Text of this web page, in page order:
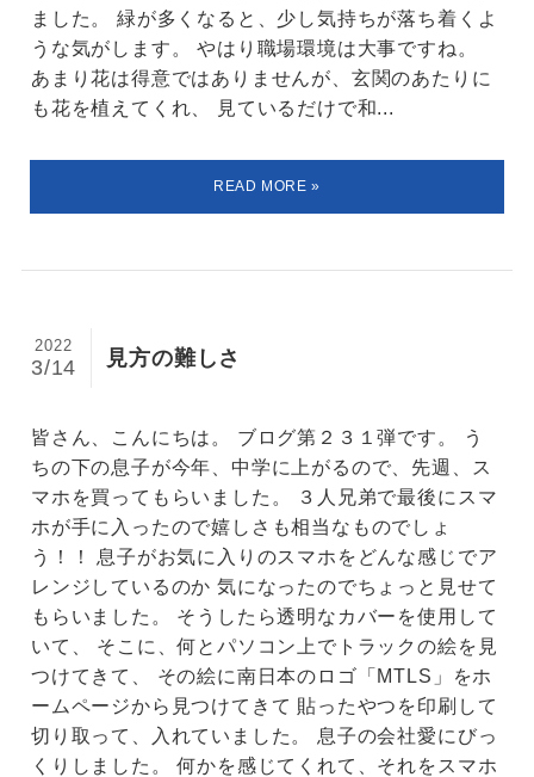
ました。 緑が多くなると、少し気持ちが落ち着くよ
うな気がします。 やはり職場環境は大事ですね。
あまり花は得意ではありませんが、玄関のあたりに
も花を植えてくれ、 見ているだけで和...
見方の難しさ
2022
3/14
皆さん、こんにちは。 ブログ第２３１弾です。 う
ちの下の息子が今年、中学に上がるので、先週、ス
マホを買ってもらいました。 ３人兄弟で最後にスマ
ホが手に入ったので嬉しさも相当なものでしょ
う！！ 息子がお気に入りのスマホをどんな感じでア
レンジしているのか 気になったのでちょっと見せて
もらいました。 そうしたら透明なカバーを使用して
いて、 そこに、何とパソコン上でトラックの絵を見
つけてきて、 その絵に南日本のロゴ「MTLS」をホ
ームページから見つけてきて 貼ったやつを印刷して
切り取って、入れていました。 息子の会社愛にびっ
くりしました。 何かを感じてくれて、それをスマホ